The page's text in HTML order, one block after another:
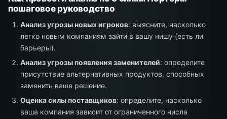
пошаговое руководство
Анализ угрозы новых игроков: выясните, насколько
легко новым компаниям зайти в вашу нишу (есть ли
барьеры).
Анализ угрозы появления заменителей: определите
присутствие альтернативных продуктов, способных
заменить ваше решение.
Оценка силы поставщиков: определите, насколько
ваша компания зависит от ограниченного числа